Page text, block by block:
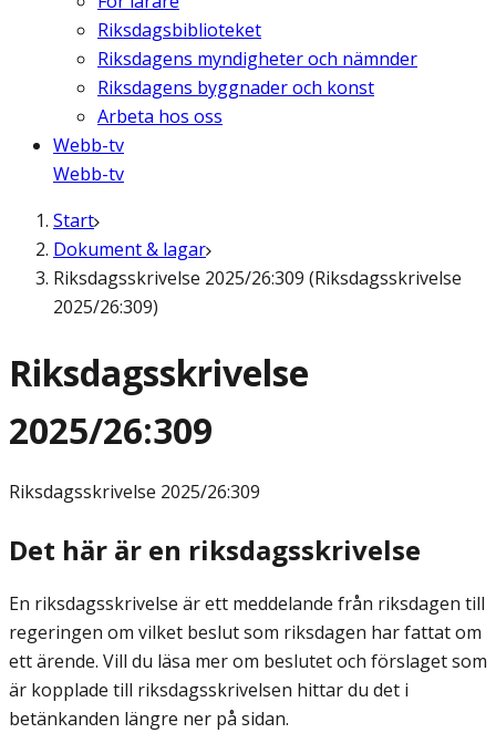
Riksdagsbiblioteket
Riksdagens myndigheter och nämnder
Riksdagens byggnader och konst
Arbeta hos oss
Webb-tv
Webb-tv
Start
Dokument & lagar
Riksdagsskrivelse 2025/26:309 (Riksdagsskrivelse
2025/26:309)
Riksdagsskrivelse
2025/26:309
Riksdagsskrivelse 2025/26:309
Det här är en riksdagsskrivelse
En riksdagsskrivelse är ett meddelande från riksdagen till
regeringen om vilket beslut som riksdagen har fattat om
ett ärende. Vill du läsa mer om beslutet och förslaget som
är kopplade till riksdagsskrivelsen hittar du det i
betänkanden längre ner på sidan.